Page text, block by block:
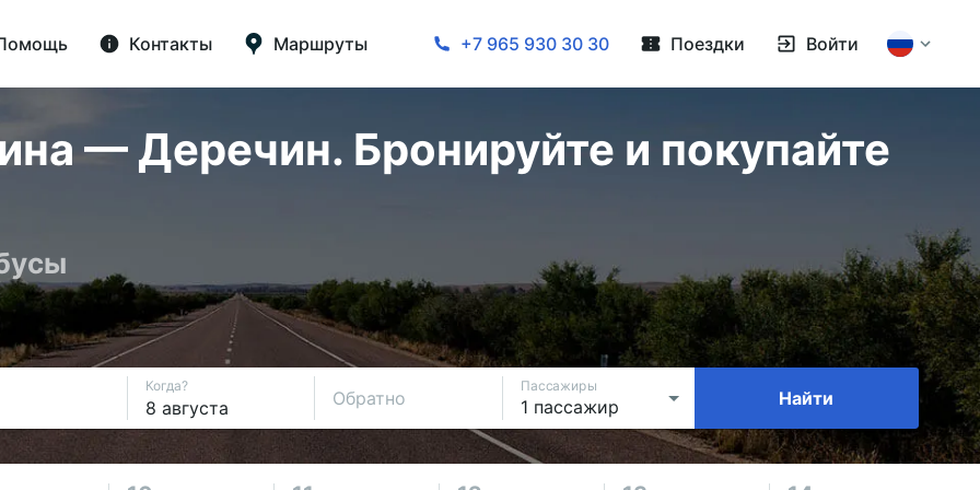
Контакты Маршруты +7 965 930 30 30 Поездки Войти
— Деречин. Бронируйте и покупайте
Когда?
Обратно
Пассажиры
Найти